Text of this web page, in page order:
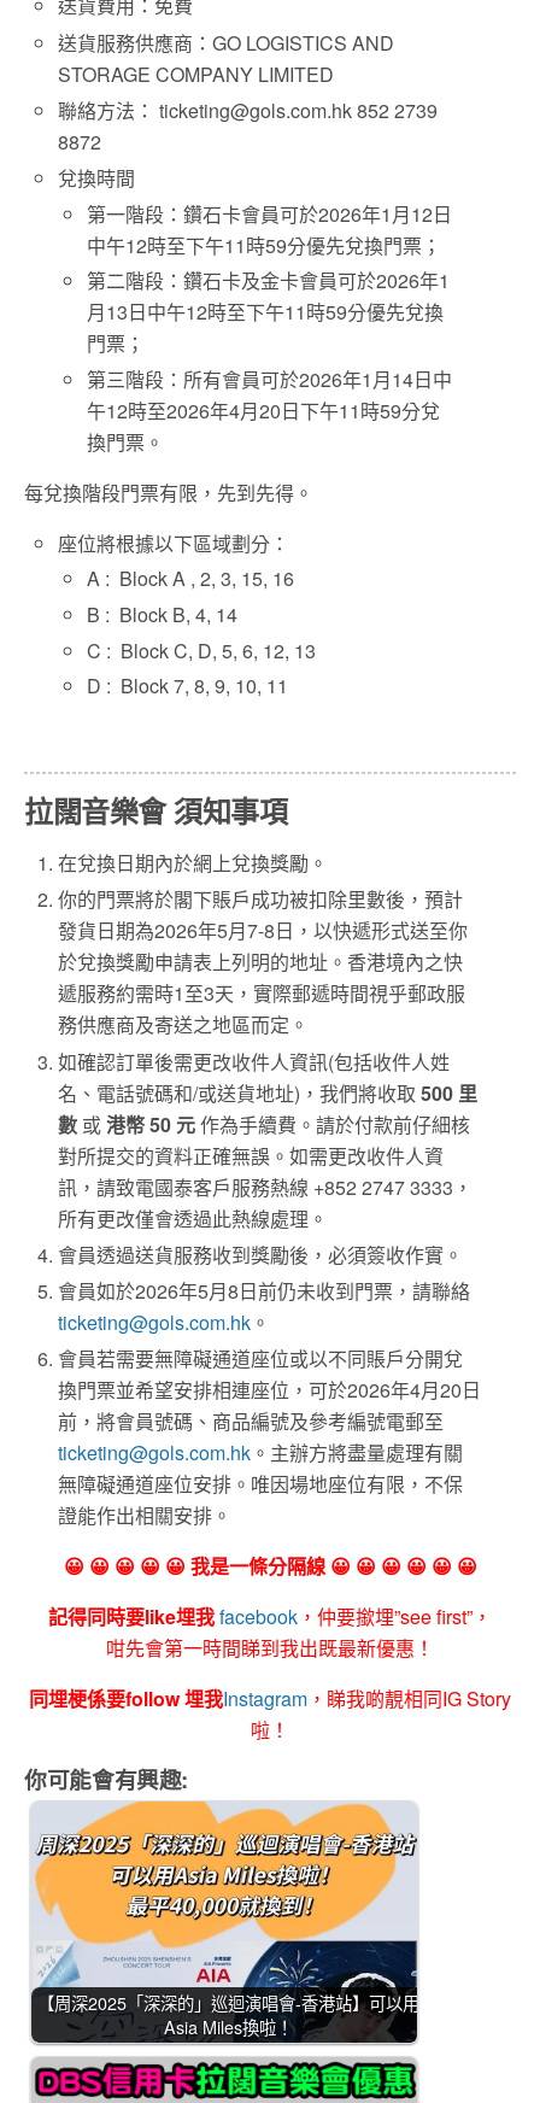
送貨費用：免費
送貨服務供應商：GO LOGISTICS AND
STORAGE COMPANY LIMITED
聯絡方法：ticketing@gols.com.hk852 2739
8872
兌換時間
第一階段：鑽石卡會員可於2026年1月12日
中午12時至下午11時59分優先兌換門票；
第二階段：鑽石卡及金卡會員可於2026年1
月13日中午12時至下午11時59分優先兌換
門票；
第三階段：所有會員可於2026年1月14日中
午12時至2026年4月20日下午11時59分兌
換門票。
每兌換階段門票有限，先到先得。
座位將根據以下區域劃分：
A : Block A , 2, 3, 15, 16
B : Block B, 4, 14
C : Block C, D, 5, 6, 12, 13
D : Block 7, 8, 9, 10, 11
拉闊音樂會 須知事項
在兌換日期內於網上兌換獎勵。
你的門票將於閣下賬戶成功被扣除里數後，預計
發貨日期為2026年5月7-8日，以快遞形式送至你
於兌換獎勵申請表上列明的地址。香港境內之快
遞服務約需時1至3天，實際郵遞時間視乎郵政服
務供應商及寄送之地區而定。
如確認訂單後需更改收件人資訊(包括收件人姓
名、電話號碼和/或送貨地址)，我們將收取500 里
數 或港幣 50 元作為手續費。請於付款前仔細核
對所提交的資料正確無誤。如需更改收件人資
訊，請致電國泰客戶服務熱線 +852 2747 3333，
所有更改僅會透過此熱線處理。
會員透過送貨服務收到獎勵後，必須簽收作實。
會員如於2026年5月8日前仍未收到門票，請聯絡
ticketing@gols.com.hk 。
會員若需要無障礙通道座位或以不同賬戶分開兌
換門票並希望安排相連座位，可於2026年4月20日
前，將會員號碼、商品編號及參考編號電郵至
ticketing@gols.com.hk 。主辦方將盡量處理有關
無障礙通道座位安排。唯因場地座位有限，不保
證能作出相關安排。
😀 😀 😀 😀 😀 我是一條分隔線 😀 😀 😀 😀 😀 😀
記得同時要like埋我facebook ，仲要撳埋”see first”，
咁先會第一時間睇到我出既最新優惠！
同埋梗係要follow 埋我Instagram ，睇我啲靚相同IG Story
啦！
你可能會有興趣:
【周深2025「深深的」巡迴演唱會-香港站】可以用
Asia Miles換啦！